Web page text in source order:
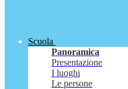
Scuola
Panoramica
Presentazione
I luoghi
Le persone